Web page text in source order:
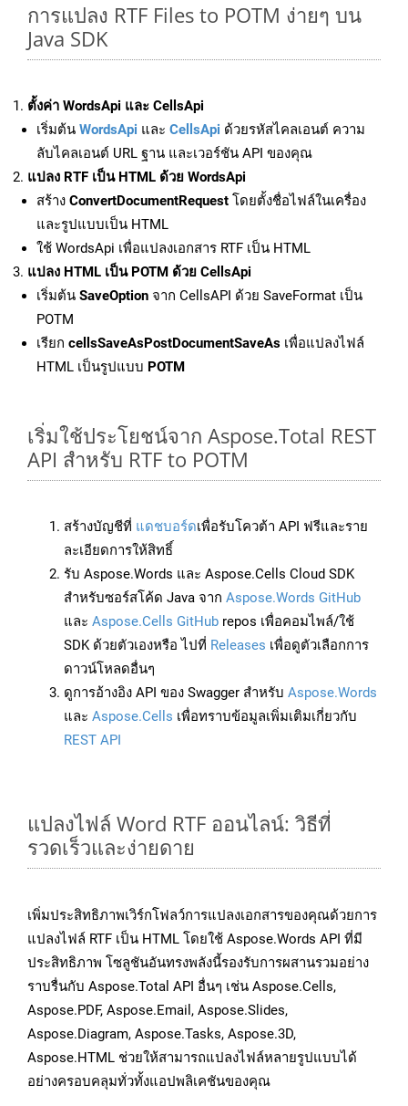
การแปลง RTF Files to POTM ง่ายๆ บน
Java SDK
ตั้งค่า WordsApi และ CellsApi
เริ่มต้น WordsApi และ CellsApi ด้วยรหัสไคลเอนต์ ความ
ลับไคลเอนต์ URL ฐาน และเวอร์ชัน API ของคุณ
แปลง RTF เป็น HTML ด้วย WordsApi
สร้าง ConvertDocumentRequest โดยตั้งชื่อไฟล์ในเครื่อง
และรูปแบบเป็น HTML
ใช้ WordsApi เพื่อแปลงเอกสาร RTF เป็น HTML
แปลง HTML เป็น POTM ด้วย CellsApi
เริ่มต้น SaveOption จาก CellsAPI ด้วย SaveFormat เป็น
POTM
เรียก cellsSaveAsPostDocumentSaveAs เพื่อแปลงไฟล์
HTML เป็นรูปแบบ POTM
เริ่มใช้ประโยชน์จาก Aspose.Total REST
API สำหรับ RTF to POTM
สร้างบัญชีที่ แดชบอร์ดเพื่อรับโควต้า API ฟรีและราย
ละเอียดการให้สิทธิ์
รับ Aspose.Words และ Aspose.Cells Cloud SDK
สำหรับซอร์สโค้ด Java จาก Aspose.Words GitHub
และ Aspose.Cells GitHub repos เพื่อคอมไพล์/ใช้
SDK ด้วยตัวเองหรือ ไปที่ Releases เพื่อดูตัวเลือกการ
ดาวน์โหลดอื่นๆ
ดูการอ้างอิง API ของ Swagger สำหรับ Aspose.Words
และ Aspose.Cells เพื่อทราบข้อมูลเพิ่มเติมเกี่ยวกับ
REST API
แปลงไฟล์ Word RTF ออนไลน์: วิธีที่
รวดเร็วและง่ายดาย
เพิ่มประสิทธิภาพเวิร์กโฟลว์การแปลงเอกสารของคุณด้วยการ
แปลงไฟล์ RTF เป็น HTML โดยใช้ Aspose.Words API ที่มี
ประสิทธิภาพ โซลูชันอันทรงพลังนี้รองรับการผสานรวมอย่าง
ราบรื่นกับ Aspose.Total API อื่นๆ เช่น Aspose.Cells,
Aspose.PDF, Aspose.Email, Aspose.Slides,
Aspose.Diagram, Aspose.Tasks, Aspose.3D,
Aspose.HTML ช่วยให้สามารถแปลงไฟล์หลายรูปแบบได้
อย่างครอบคลุมทั่วทั้งแอปพลิเคชันของคุณ